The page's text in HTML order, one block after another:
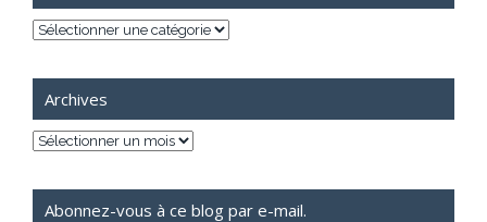
Catégories
Archives
Archives
Abonnez-vous à ce blog par e-mail.